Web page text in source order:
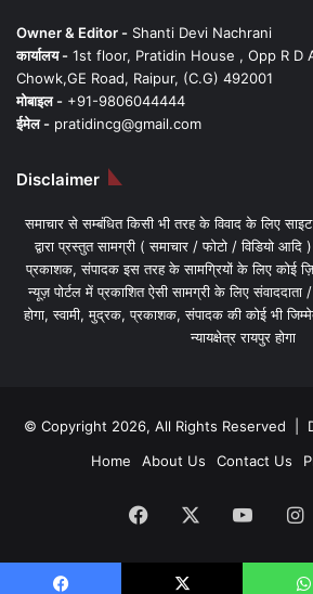
Owner & Editor - Shanti Devi Nachrani
कार्यालय - 1st floor, Pratidin House , Opp R D
Chowk,GE Road, Raipur, (C.G) 492001
मोबाइल - +91-9806044444
ईमेल - pratidincg@gmail.com
Disclaimer
समाचार से सम्बंधित किसी भी तरह के विवाद के लिए
द्वारा प्रस्तुत सामग्री ( समाचार / फोटो / विडियो आदि
प्रकाशक, संपादक इस तरह के सामग्रियों के लिए कोई
न्यूज़ पोर्टल में प्रकाशित ऐसी सामग्री के लिए संवाददाता
होगा, स्वामी, मुद्रक, प्रकाशक, संपादक की कोई भी
न्यायक्षेत्र रायपुर होगा
© Copyright 2026, All Rights Reserved |
Home
About Us Contact Us
Facebook